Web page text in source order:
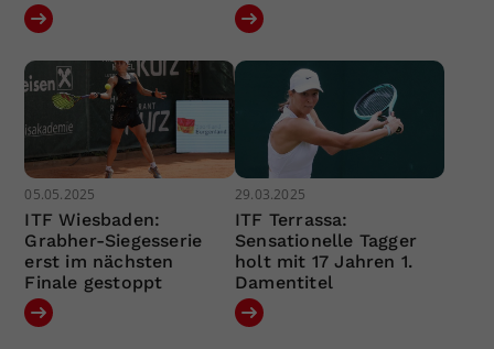
05.05.2025
ITF Wiesbaden:
Grabher-Siegesserie
erst im nächsten
Finale gestoppt
29.03.2025
ITF Terrassa:
Sensationelle Tagger
holt mit 17 Jahren 1.
Damentitel